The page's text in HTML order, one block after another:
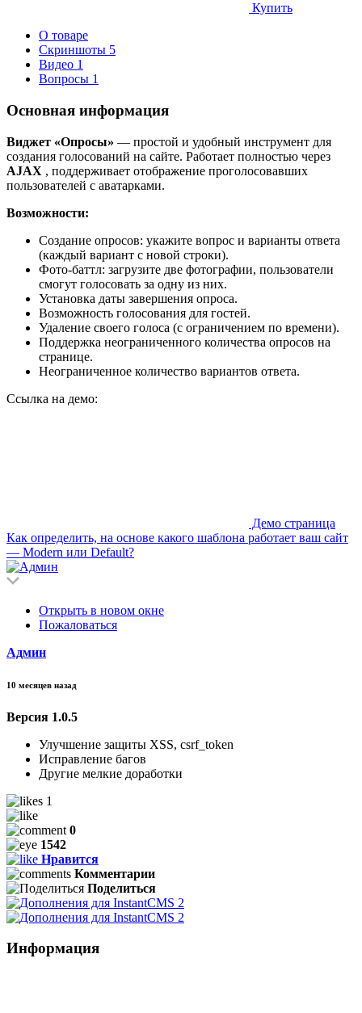
Купить
О товаре
Скриншоты 5
Видео 1
Вопросы 1
Основная информация
Виджет «Опросы» — простой и удобный инструмент для
создания голосований на сайте. Работает полностью через
AJAX , поддерживает отображение проголосовавших
пользователей с аватарками.
Возможности:
Создание опросов: укажите вопрос и варианты ответа
(каждый вариант с новой строки).
Фото-баттл: загрузите две фотографии, пользователи
смогут голосовать за одну из них.
Установка даты завершения опроса.
Возможность голосования для гостей.
Удаление своего голоса (с ограничением по времени).
Поддержка неограниченного количества опросов на
странице.
Неограниченное количество вариантов ответа.
Ссылка на демо:
Демо страница
Как определить, на основе какого шаблона работает ваш сайт
— Modern или Default?
Открыть в новом окне
Пожаловаться
Админ
10 месяцев назад
Версия 1.0.5
Улучшение защиты XSS, csrf_token
Исправление багов
Другие мелкие доработки
1
0
1542
Нравится
Комментарии
Поделиться
Информация